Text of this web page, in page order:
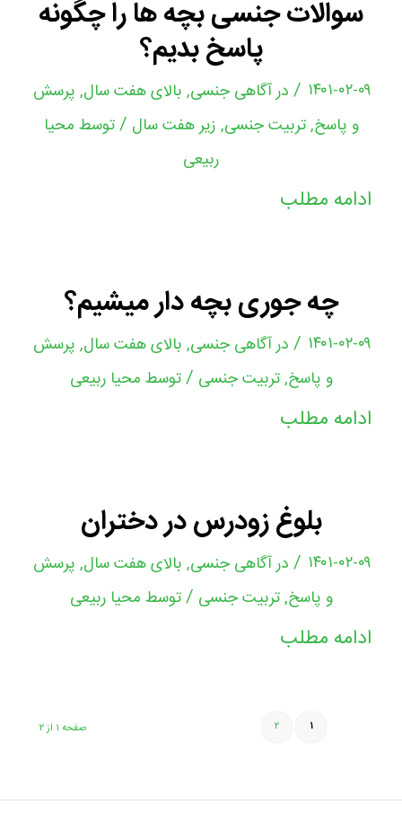
سوالات جنسی بچه ها را چگونه
پاسخ بدیم؟
۱۴۰۱-۰۲-۰۹ / درآگاهی جنسی, بالای هفت سال, پرسش
و پاسخ,تربیت جنسی, زیر هفت سال /توسط محیا
ربیعی
ادامه مطلب
چه جوری بچه دار میشیم؟
۱۴۰۱-۰۲-۰۹ / درآگاهی جنسی, بالای هفت سال, پرسش
و پاسخ,تربیت جنسی /توسط محیا ربیعی
ادامه مطلب
بلوغ زودرس در دختران
۱۴۰۱-۰۲-۰۹ / درآگاهی جنسی, بالای هفت سال, پرسش
و پاسخ,تربیت جنسی /توسط محیا ربیعی
ادامه مطلب
صفحه ۱ از ۲ ۱ ۲